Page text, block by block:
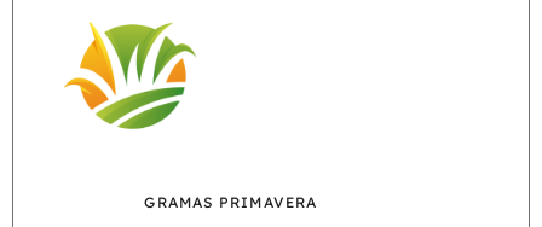
GRAMAS PRIMAVERA